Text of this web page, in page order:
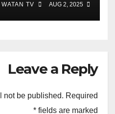
Leave a Reply
not be published. Required
fields are marked
*